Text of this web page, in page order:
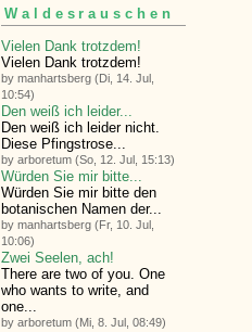
Waldesrauschen
Vielen Dank trotzdem!
Vielen Dank trotzdem!
by manhartsberg (Di, 14. Jul,
10:54)
Den weiß ich leider...
Den weiß ich leider nicht.
Diese Pfingstrose...
by arboretum (So, 12. Jul, 15:13)
Würden Sie mir bitte...
Würden Sie mir bitte den
botanischen Namen der...
by manhartsberg (Fr, 10. Jul,
10:06)
Zwei Seelen, ach!
There are two of you. One
who wants to write, and
one...
by arboretum (Mi, 8. Jul, 08:49)